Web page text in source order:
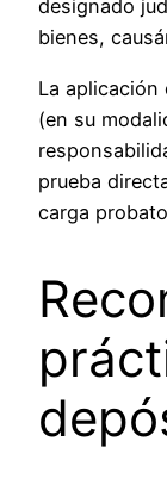
designado
bienes,
La aplicación
(en su
prueba
carga